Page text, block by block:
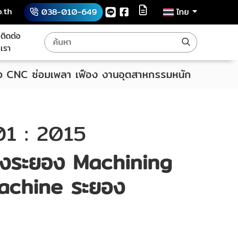
038-010-649
ไทย
ติดต่อ
เรา
CNC ซ่อมเพลา เฟือง งานอุตสาหกรรมหนัก
: 2015
ระยอง Machining
ระยอง